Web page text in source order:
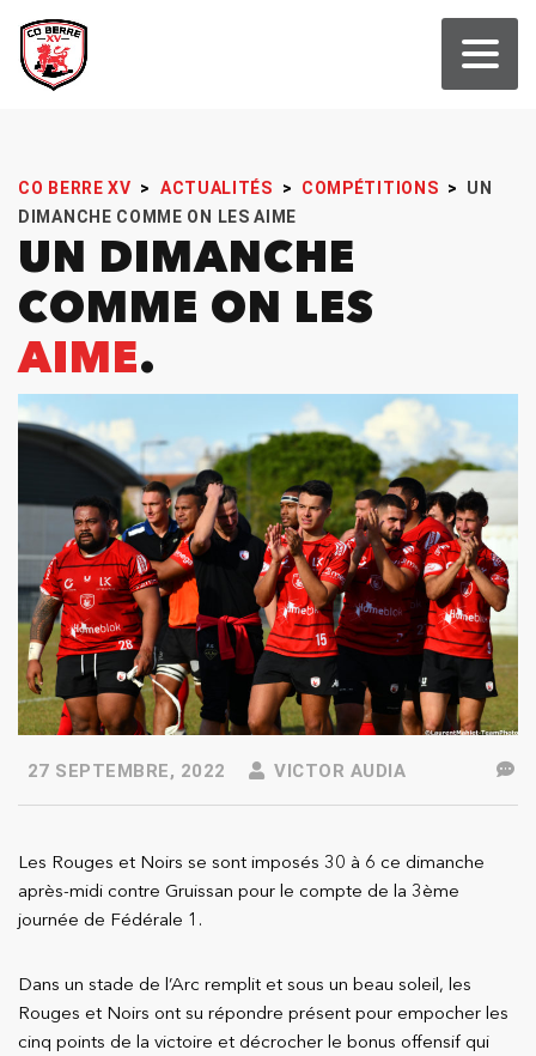
CO BERRE XV > ACTUALITÉS > COMPÉTITIONS >
UN
DIMANCHE COMME ON LES AIME
UN DIMANCHE
COMME ON LES
AIME
27 SEPTEMBRE, 2022 VICTOR AUDIA
Les Rouges et Noirs se sont imposés 30 à 6 ce dimanche
après-midi contre Gruissan pour le compte de la 3ème
journée de Fédérale 1.
Dans un stade de l’Arc remplit et sous un beau soleil, les
Rouges et Noirs ont su répondre présent pour empocher les
cinq points de la victoire et décrocher le bonus offensif qui